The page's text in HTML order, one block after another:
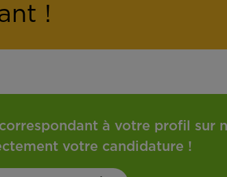
!
à votre profil sur
votre candidature !